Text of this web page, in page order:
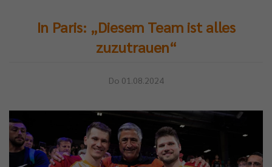
In Paris: „Diesem Team ist alles
zuzutrauen“
Do 01.08.2024